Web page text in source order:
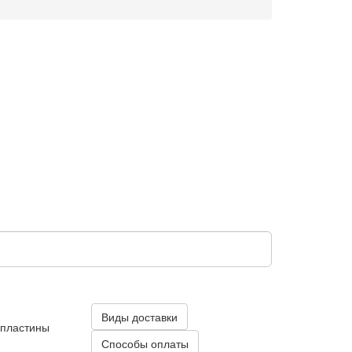
Виды доставки
Способы оплаты